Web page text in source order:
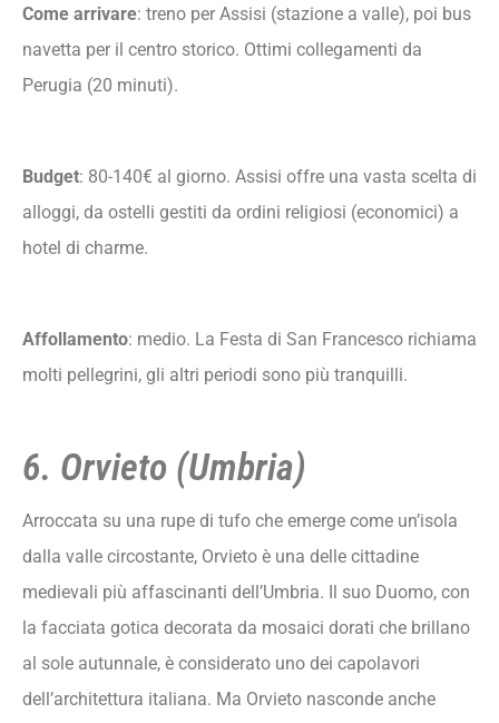
Come arrivare: treno per Assisi (stazione a valle), poi bus
navetta per il centro storico. Ottimi collegamenti da
Perugia (20 minuti).
Budget: 80-140€ al giorno. Assisi offre una vasta scelta di
alloggi, da ostelli gestiti da ordini religiosi (economici) a
hotel di charme.
Affollamento: medio. La Festa di San Francesco richiama
molti pellegrini, gli altri periodi sono più tranquilli.
6. Orvieto (Umbria)
Arroccata su una rupe di tufo che emerge come un’isola
dalla valle circostante, Orvieto è una delle cittadine
medievali più affascinanti dell’Umbria. Il suo Duomo, con
la facciata gotica decorata da mosaici dorati che brillano
al sole autunnale, è considerato uno dei capolavori
dell’architettura italiana. Ma Orvieto nasconde anche